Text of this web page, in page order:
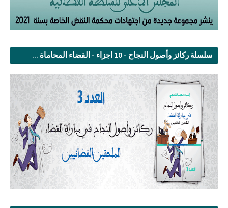
سلسلة ركائز وأصول النجاح - 10 اجزاء - القضاء المحاماة ...